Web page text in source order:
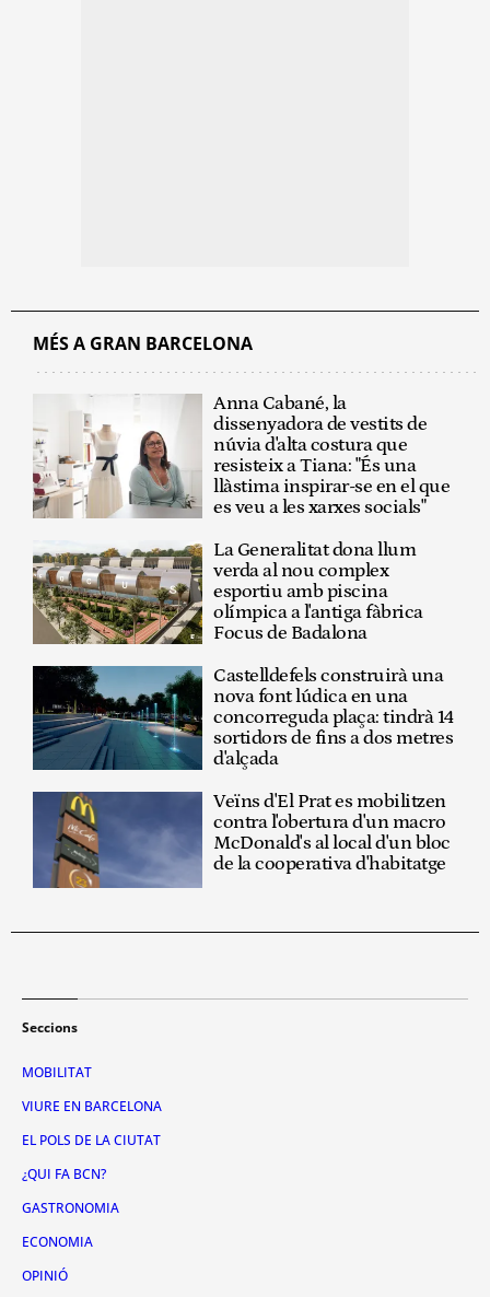
MÉS A GRAN BARCELONA
Anna Cabané, la
dissenyadora de vestits de
núvia d'alta costura que
resisteix a Tiana: "És una
llàstima inspirar-se en el que
es veu a les xarxes socials"
La Generalitat dona llum
verda al nou complex
esportiu amb piscina
olímpica a l'antiga fàbrica
Focus de Badalona
Castelldefels construirà una
nova font lúdica en una
concorreguda plaça: tindrà 14
sortidors de fins a dos metres
d'alçada
Veïns d'El Prat es mobilitzen
contra l'obertura d'un macro
McDonald's al local d'un bloc
de la cooperativa d'habitatge
Seccions
MOBILITAT
VIURE EN BARCELONA
EL POLS DE LA CIUTAT
¿QUI FA BCN?
GASTRONOMIA
ECONOMIA
OPINIÓ